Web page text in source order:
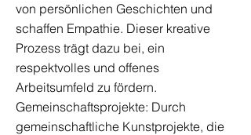
von persönlichen Geschichten und
schaffen Empathie. Dieser kreative
Prozess trägt dazu bei, ein
respektvolles und offenes
Arbeitsumfeld zu fördern.
Gemeinschaftsprojekte: Durch
gemeinschaftliche Kunstprojekte, die